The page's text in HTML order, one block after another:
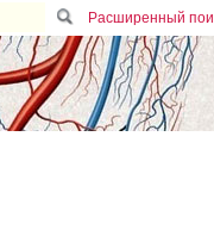
Расширенный